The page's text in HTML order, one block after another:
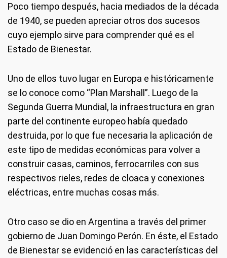
Poco tiempo después, hacia mediados de la década
de 1940, se pueden apreciar otros dos sucesos
cuyo ejemplo sirve para comprender qué es el
Estado de Bienestar.
Uno de ellos tuvo lugar en Europa e históricamente
se lo conoce como “Plan Marshall”. Luego de la
Segunda Guerra Mundial, la infraestructura en gran
parte del continente europeo había quedado
destruida, por lo que fue necesaria la aplicación de
este tipo de medidas económicas para volver a
construir casas, caminos, ferrocarriles con sus
respectivos rieles, redes de cloaca y conexiones
eléctricas, entre muchas cosas más.
Otro caso se dio en Argentina a través del primer
gobierno de Juan Domingo Perón. En éste, el Estado
de Bienestar se evidenció en las características del